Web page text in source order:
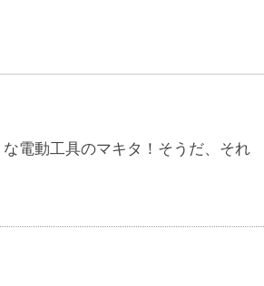
電動工具のマキタ！そうだ、それ